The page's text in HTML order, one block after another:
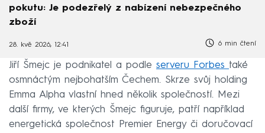
pokutu: Je podezřelý z nabízení nebezpečného
zboží
28. kvě 2026, 12:41 6 min čtení
Jiří Šmejc je podnikatel a podle serveru Forbes také
osmnáctým nejbohatším Čechem. Skrze svůj holding
Emma Alpha vlastní hned několik společností. Mezi
další firmy, ve kterých Šmejc figuruje, patří například
energetická společnost Premier Energy či doručovací